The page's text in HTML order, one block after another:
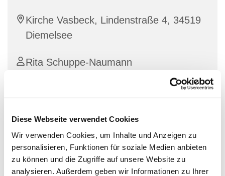
Diese Webseite verwendet Cookies
Wir verwenden Cookies, um Inhalte und Anzeigen zu
personalisieren, Funktionen für soziale Medien anbieten
zu können und die Zugriffe auf unsere Website zu
analysieren. Außerdem geben wir Informationen zu Ihrer
Kirche Vasbeck, Lindenstraße 4, 34519
Diemelsee
Rita Schuppe-Naumann